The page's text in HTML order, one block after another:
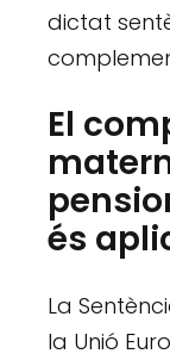
dictat
El
és
La
la Unió